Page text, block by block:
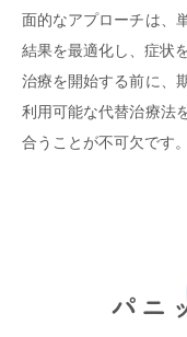
面的なアプローチは、
結果を最適化し、症状
治療を開始する前に、
利用可能な代替治療法
合うことが不可欠です。
パニ